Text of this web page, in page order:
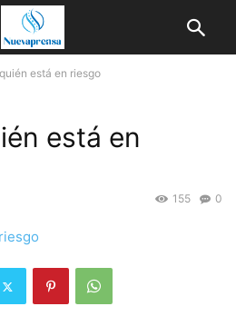
está en riesgo
está en
0
155